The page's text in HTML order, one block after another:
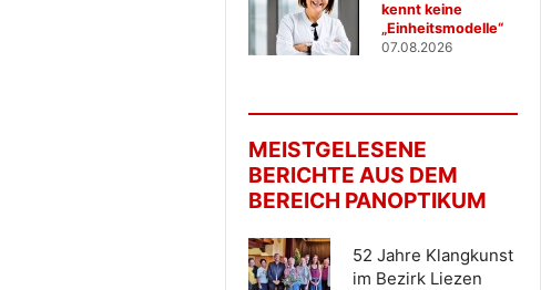
kennt keine
„Einheitsmodelle“
07.08.2026
MEISTGELESENE
BERICHTE AUS DEM
BEREICH PANOPTIKUM
52 Jahre Klangkunst
im Bezirk Liezen